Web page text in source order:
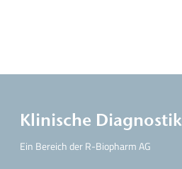
Klinische Diagnostik
Ein Bereich der R-Biopharm AG